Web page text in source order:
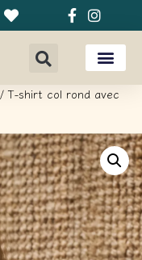
/ T-shirt col rond avec